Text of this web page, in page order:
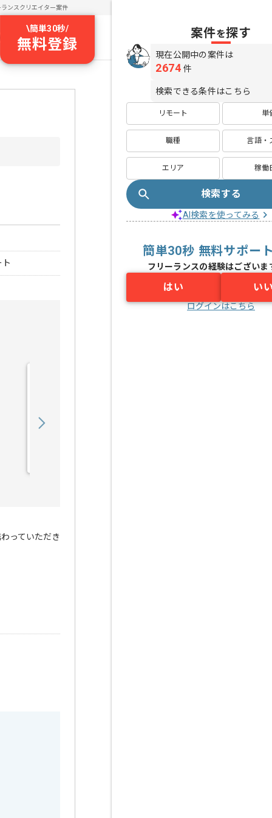
ランスクリエイター案件
\簡単30秒/
無料登録
っていただき
案件を探す
現在公開中の案件は
2674 件
検索できる条件はこちら
リモート 単
職種 言語・
エリア 稼働
検索する
AI検索を使ってみる
簡単30秒 無料サポー
フリーランスの経験はございま
はい い
ログインはこちら